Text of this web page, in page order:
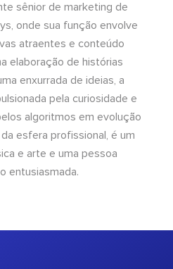
sênior de marketing de
onde sua função envolve
atraentes e conteúdo
elaboração de histórias
enxurrada de ideias, a
pela curiosidade e
algoritmos em evolução
esfera profissional, é um
e arte e uma pessoa
entusiasmada.